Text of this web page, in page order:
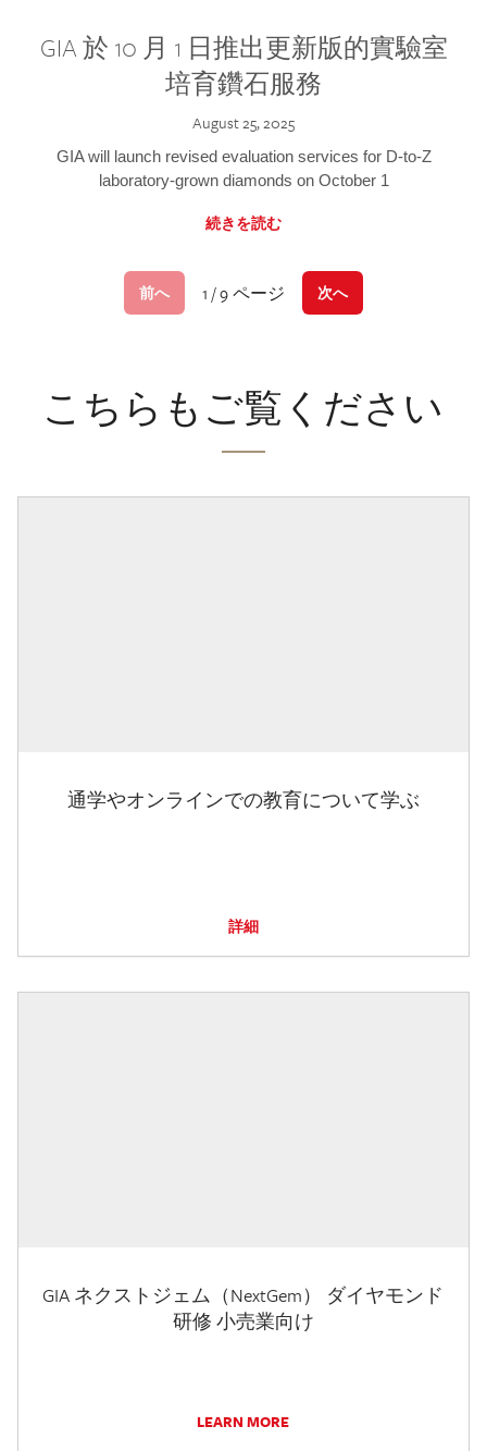
GIA 於 10 月 1 日推出更新版的實驗室
培育鑽石服務
August 25, 2025
GIA will launch revised evaluation services for D-to-Z
laboratory-grown diamonds on October 1
続きを読む
前へ 1 / 9 ページ 次へ
こちらもご覧ください
通学やオンラインでの教育について学ぶ
詳細
GIA ネクストジェム（NextGem） ダイヤモンド
研修 小売業向け
LEARN MORE